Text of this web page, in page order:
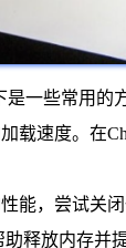
一些常用的
速度。在
能，尝试关
释放内存并